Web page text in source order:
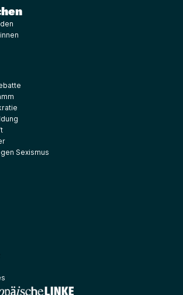
Sexismus
(Link öffnet ein neues Fenster)